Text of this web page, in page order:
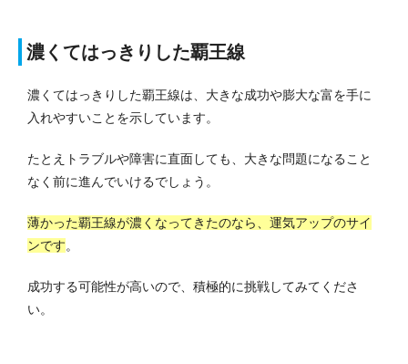
濃くてはっきりした覇王線
濃くてはっきりした覇王線は、大きな成功や膨大な富を手に
入れやすいことを示しています。
たとえトラブルや障害に直面しても、大きな問題になること
なく前に進んでいけるでしょう。
薄かった覇王線が濃くなってきたのなら、運気アップのサイ
ンです。
成功する可能性が高いので、積極的に挑戦してみてくださ
い。